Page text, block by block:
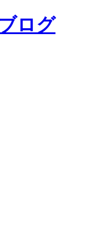
ログ